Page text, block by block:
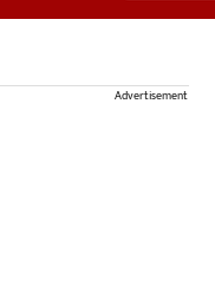
Advertisement